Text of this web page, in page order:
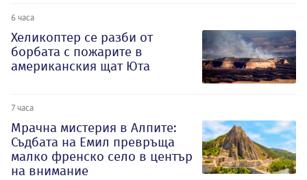
6 часа
Хеликоптер се разби от
борбата с пожарите в
американския щат Юта
7 часа
Мрачна мистерия в Алпите:
Съдбата на Емил превръща
малко френско село в център
на внимание